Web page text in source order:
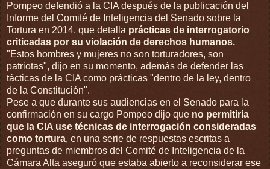
Pompeo defendió a la CIA después de la publicación del
Informe del Comité de Inteligencia del Senado sobre la
Tortura en 2014, que detalla prácticas de interrogatorio
criticadas por su violación de derechos humanos.
"Estos hombres y mujeres no son torturadores, son
patriotas", dijo en su momento, además de defender las
tácticas de la CIA como prácticas "dentro de la ley, dentro
de la Constitución".
Pese a que durante sus audiencias en el Senado para la
confirmación en su cargo Pompeo dijo que no permitiría
que la CIA use técnicas de interrogación consideradas
como tortura, en una serie de respuestas escritas a
preguntas de miembros del Comité de Inteligencia de la
Cámara Alta aseguró que estaba abierto a reconsiderar ese